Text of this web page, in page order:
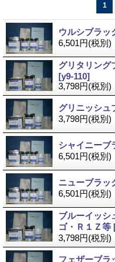
1
ウルシブラッ
6,501円(税別)
グリタリング
[y9-110]
3,798円(税別)
グリニッシュ
3,798円(税別)
シャイニーブ
6,501円(税別)
ニューブラッ
6,501円(税別)
ブルーイッシ
ゴ・Ｒ１Ｚ等
3,798円(税別)
フェザーブラ